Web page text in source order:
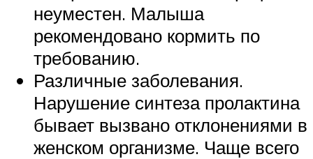
неуместен. Малыша
рекомендовано кормить по
требованию.
Различные заболевания.
Нарушение синтеза пролактина
бывает вызвано отклонениями в
женском организме. Чаще всего